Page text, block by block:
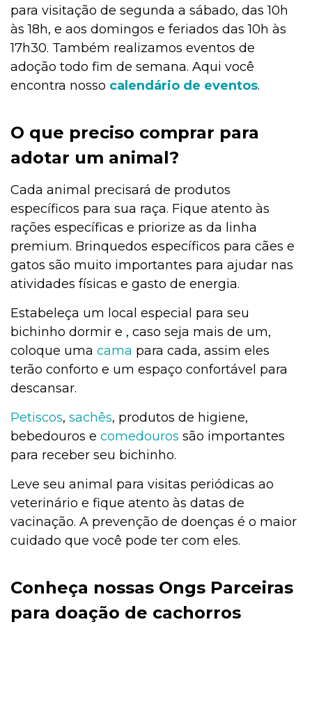
para visitação de segunda a sábado, das 10h
às 18h, e aos domingos e feriados das 10h às
17h30. Também realizamos eventos de
adoção todo fim de semana. Aqui você
encontra nosso calendário de eventos.
O que preciso comprar para
adotar um animal?
Cada animal precisará de produtos
específicos para sua raça. Fique atento às
rações específicas e priorize as da linha
premium. Brinquedos específicos para cães e
gatos são muito importantes para ajudar nas
atividades físicas e gasto de energia.
Estabeleça um local especial para seu
bichinho dormir e , caso seja mais de um,
coloque uma cama para cada, assim eles
terão conforto e um espaço confortável para
descansar.
Petiscos, sachês, produtos de higiene,
bebedouros e comedouros são importantes
para receber seu bichinho.
Leve seu animal para visitas periódicas ao
veterinário e fique atento às datas de
vacinação. A prevenção de doenças é o maior
cuidado que você pode ter com eles.
Conheça nossas Ongs Parceiras
para doação de cachorros